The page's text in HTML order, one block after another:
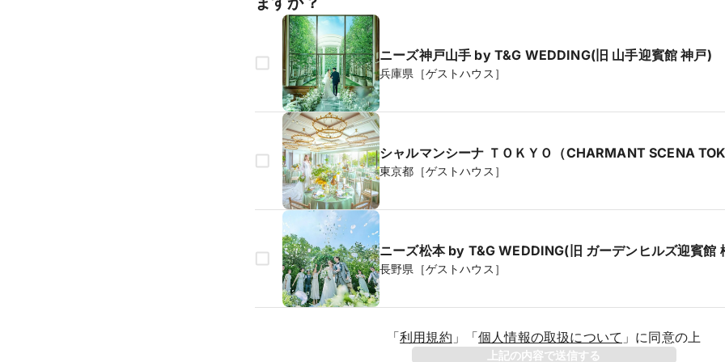
ニーズ神戸山手 by T&G WEDDING(旧 山手迎賓館 神戸)
兵庫県［ゲストハウス］
シャルマンシーナ ＴＯＫＹＯ（CHARMANT SCENA
東京都［ゲストハウス］
ニーズ松本 by T&G WEDDING(旧 ガーデンヒルズ迎賓館
長野県［ゲストハウス］
「利用規約 」 「個人情報の取扱について 」 に同意の上
上記の内容で送信する